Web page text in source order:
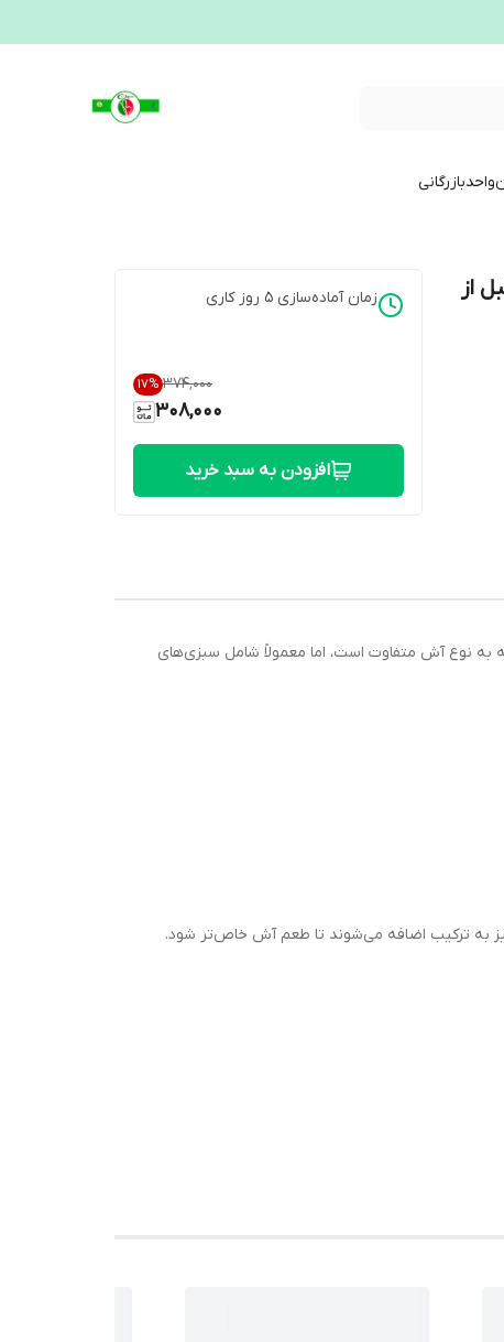
واحدبازرگانی
از
زمان آماده‌سازی 5 روز کاری
۳۷۴٬۰۰۰ 17%
308,000
افزودن به سبد خرید
نوع آش متفاوت است، اما معمولاً شامل سبزی‌های
به ترکیب اضافه می‌شوند تا طعم آش خاص‌تر شود.